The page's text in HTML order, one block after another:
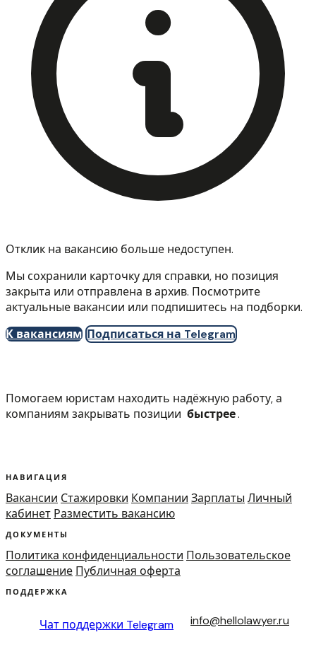
Отклик на вакансию больше недоступен.
Мы сохранили карточку для справки, но позиция
закрыта или отправлена в архив. Посмотрите
актуальные вакансии или подпишитесь на подборки.
К вакансиям Подписаться на Telegram
Помогаем юристам находить надёжную работу, а
компаниям закрывать позиции быстрее.
НАВИГАЦИЯ
Вакансии Стажировки Компании Зарплаты Личный
кабинет Разместить вакансию
ДОКУМЕНТЫ
Политика конфиденциальности Пользовательское
соглашение Публичная оферта
ПОДДЕРЖКА
Чат поддержки Telegram info@hellolawyer.ru